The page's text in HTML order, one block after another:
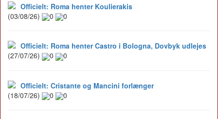
Officielt: Roma henter Koulierakis
(03/08/26)
0 0
Officielt: Roma henter Castro i Bologna, Dovbyk udlejes
(27/07/26)
0 0
Officielt: Cristante og Mancini forlænger
(18/07/26)
0 0